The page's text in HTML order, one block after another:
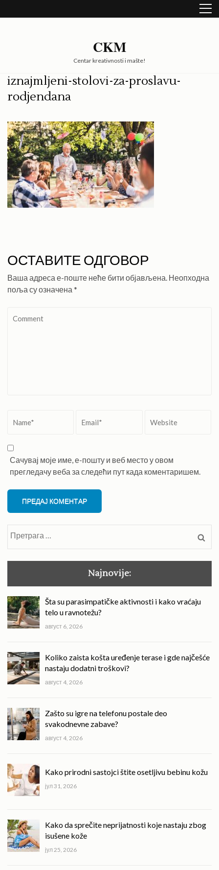
to
CKM
Centar kreativnosti i mašte!
iznajmljeni-stolovi-za-proslavu-
rodjendana
ОСТАВИТЕ ОДГОВОР
Ваша адреса е-поште неће бити објављена. Неопходна
поља су означена *
Сачувај моје име, е-пошту и веб место у овом
прегледачу веба за следећи пут када коментаришем.
Najnovije:
Šta su parasimpatičke aktivnosti i kako vraćaju
telo u ravnotežu?
август 6, 2026
Koliko zaista košta uređenje terase i gde najčešće
nastaju dodatni troškovi?
август 4, 2026
Zašto su igre na telefonu postale deo
svakodnevne zabave?
август 4, 2026
Kako prirodni sastojci štite osetljivu bebinu kožu
јул 31, 2026
Kako da sprečite neprijatnosti koje nastaju zbog
isušene kože
јул 25, 2026